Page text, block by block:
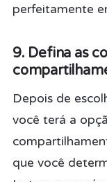
perfeitamente
9. Defina as
Depois de
você terá a
que você